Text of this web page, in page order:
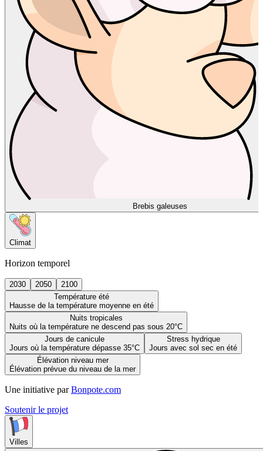
Brebis galeuses
Climat
Horizon temporel
2030 2050
2100
Température été
Hausse de la température moyenne en été
Nuits tropicales
Nuits où la température ne descend pas sous 20°C
Jours de canicule
Jours où la température dépasse 35°C
Stress hydrique
Jours avec sol sec en été
Élévation niveau mer
Élévation prévue du niveau de la mer
Une initiative par Bonpote.com
Soutenir le projet
Villes